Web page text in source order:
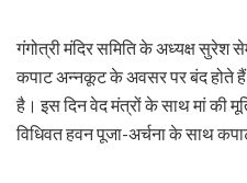
गंगोत्री मंदिर समिति के अध्यक्ष सुरेश
कपाट अन्नकूट के अवसर पर बंद होते
है। इस दिन वेद मंत्रों के साथ मां की
विधिवत हवन पूजा-अर्चना के साथ